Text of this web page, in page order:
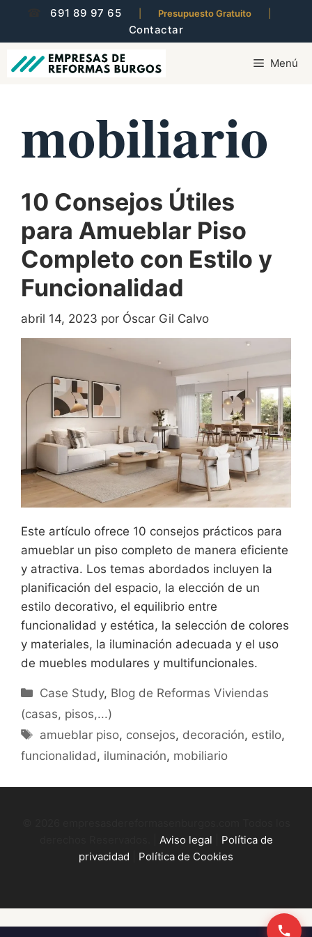
contenido
691 89 97 65 Presupuesto Gratuito
Contactar
Menú
mobiliario
10 Consejos Útiles
para Amueblar Piso
Completo con Estilo y
Funcionalidad
abril 14, 2023 por Óscar Gil Calvo
Este artículo ofrece 10 consejos prácticos para
amueblar un piso completo de manera eficiente
y atractiva. Los temas abordados incluyen la
planificación del espacio, la elección de un
estilo decorativo, el equilibrio entre
funcionalidad y estética, la selección de colores
y materiales, la iluminación adecuada y el uso
de muebles modulares y multifuncionales.
Categorías
Case Study, Blog de Reformas Viviendas
(casas, pisos,...)
Etiquetas
amueblar piso, consejos, decoración, estilo,
funcionalidad , iluminación, mobiliario
Aviso legal
Política de
privacidad
Política de Cookies